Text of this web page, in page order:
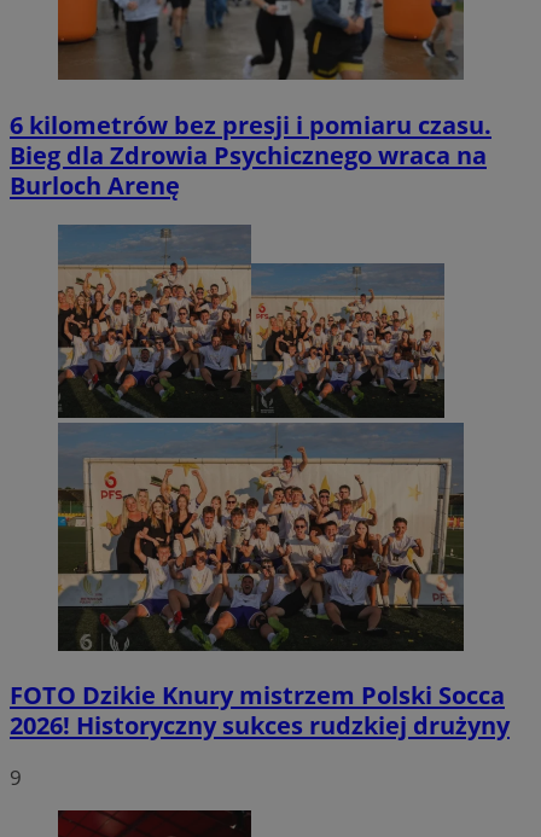
6 kilometrów bez presji i pomiaru czasu.
Bieg dla Zdrowia Psychicznego wraca na
Burloch Arenę
FOTO Dzikie Knury mistrzem Polski Socca
2026! Historyczny sukces rudzkiej drużyny
9